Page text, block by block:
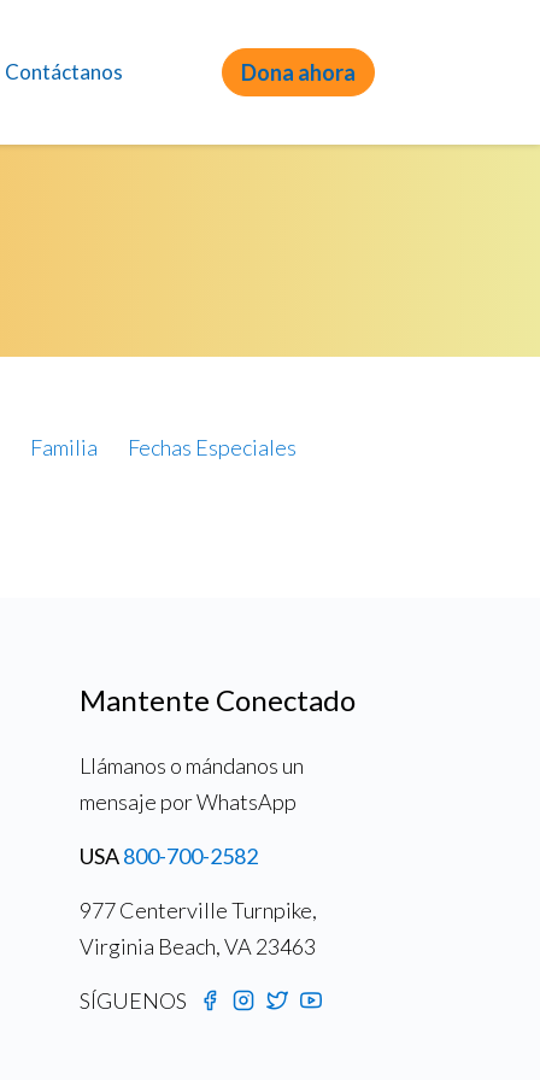
Contáctanos Dona ahora
Familia
Fechas Especiales
Mantente Conectado
Llámanos o mándanos un
mensaje por WhatsApp
USA800-700-2582
977 Centerville Turnpike,
Virginia Beach, VA 23463
SÍGUENOS